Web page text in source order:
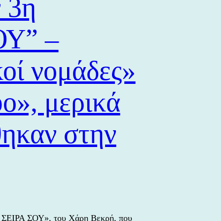
–
νομάδες»
μερικά
στην
ΣΕΙΡΑ ΣΟΥ», του Χάρη Βεκρή, που